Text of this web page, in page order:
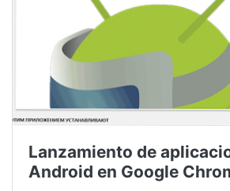
Lanzamiento de
Android en Google